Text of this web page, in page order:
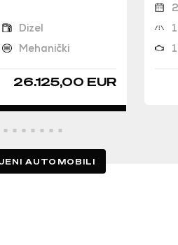
Dizel
Mehanički
26.125,00 EUR
AUTOMOBILI